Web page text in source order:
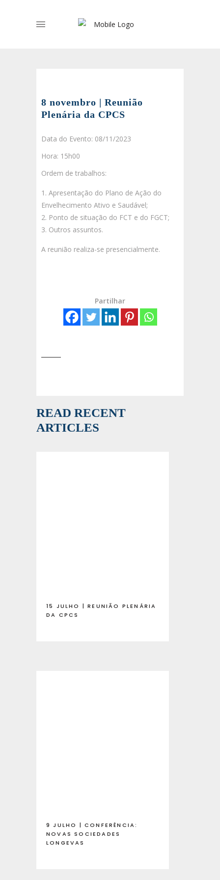
8 novembro | Reunião
Plenária da CPCS
Data do Evento: 08/11/2023
Hora: 15h00
Ordem de trabalhos:
Apresentação do Plano de Ação do
Envelhecimento Ativo e Saudável;
Ponto de situação do FCT e do FGCT;
Outros assuntos.
A reunião realiza-se presencialmente.
Partilhar
READ RECENT
ARTICLES
15 JULHO | REUNIÃO PLENÁRIA
DA CPCS
9 JULHO | CONFERÊNCIA:
NOVAS SOCIEDADES
LONGEVAS